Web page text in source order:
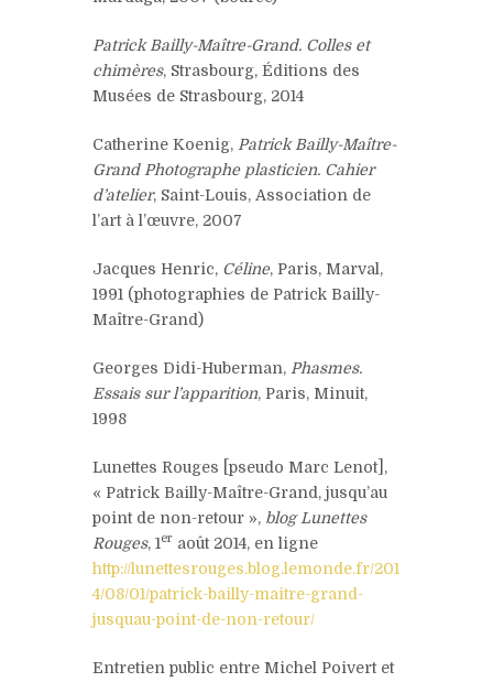
Patrick Bailly-Maître-Grand. Colles et
chimères, Strasbourg, Éditions des
Musées de Strasbourg, 2014
Catherine Koenig, Patrick Bailly-Maître-
Grand Photographe plasticien. Cahier
d’atelier, Saint-Louis, Association de
l’art à l’œuvre, 2007
Jacques Henric, Céline, Paris, Marval,
1991 (photographies de Patrick Bailly-
Maître-Grand)
Georges Didi-Huberman, Phasmes.
Essais sur l’apparition, Paris, Minuit,
1998
Lunettes Rouges [pseudo Marc Lenot],
« Patrick Bailly-Maître-Grand, jusqu’au
point de non-retour », blog Lunettes
Rouges, 1er août 2014, en ligne
http://lunettesrouges.blog.lemonde.fr/201
4/08/01/patrick-bailly-maitre-grand-
jusquau-point-de-non-retour/
Entretien public entre Michel Poivert et